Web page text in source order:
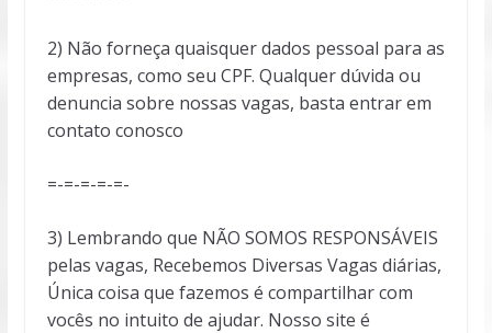
2) Não forneça quaisquer dados pessoal para as
empresas, como seu CPF. Qualquer dúvida ou
denuncia sobre nossas vagas, basta entrar em
contato conosco
=-=-=-=-=-
3) Lembrando que NÃO SOMOS RESPONSÁVEIS
pelas vagas, Recebemos Diversas Vagas diárias,
Única coisa que fazemos é compartilhar com
vocês no intuito de ajudar. Nosso site é